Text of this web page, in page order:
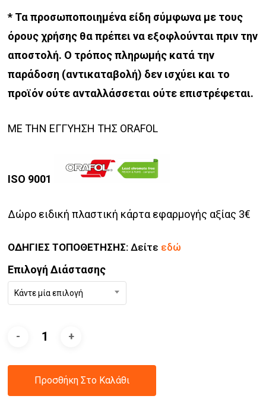
* Τα προσωποποιημένα είδη σύμφωνα με τους
όρους χρήσης θα πρέπει να εξοφλούνται πριν την
αποστολή. Ο τρόπος πληρωμής κατά την
παράδοση (αντικαταβολή) δεν ισχύει και το
προϊόν ούτε ανταλλάσσεται ούτε επιστρέφεται.
ΜΕ ΤΗΝ ΕΓΓΥΗΣΗ ΤΗΣ ORAFOL
ISO 9001
Δώρο ειδική πλαστική κάρτα εφαρμογής αξίας 3€
ΟΔΗΓΙΕΣ ΤΟΠΟΘΕΤΗΣΗΣ: Δείτε εδώ
Επιλογή Διάστασης
Κάντε μία επιλογή
Προσθήκη Στο Καλάθι